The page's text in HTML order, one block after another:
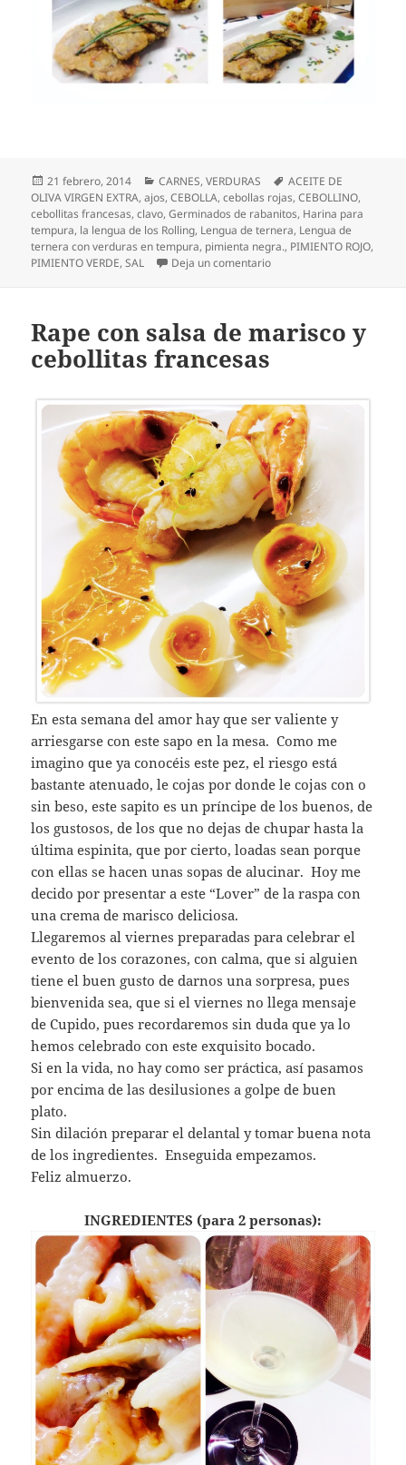
Publicado
el
21 febrero, 2014 Categorías
CARNES,VERDURAS Etiquetas
ACEITE DE
OLIVA VIRGEN EXTRA,ajos,CEBOLLA,cebollas rojas,CEBOLLINO,
cebollitas francesas,clavo,Germinados de rabanitos, Harina para
tempura, la lengua de los Rolling, Lengua de ternera, Lengua de
ternera con verduras en tempura, pimienta negra., PIMIENTO ROJO,
PIMIENTO VERDE,SAL Deja un comentarioen Lengua de ternera
Rape con salsa de marisco y
cebollitas francesas
En esta semana del amor hay que ser valiente y
arriesgarse con este sapo en la mesa. Como me
imagino que ya conocéis este pez, el riesgo está
bastante atenuado, le cojas por donde le cojas con o
sin beso, este sapito es un príncipe de los buenos, de
los gustosos, de los que no dejas de chupar hasta la
última espinita, que por cierto, loadas sean porque
con ellas se hacen unas sopas de alucinar. Hoy me
decido por presentar a este “Lover” de la raspa con
una crema de marisco deliciosa.
Llegaremos al viernes preparadas para celebrar el
evento de los corazones, con calma, que si alguien
tiene el buen gusto de darnos una sorpresa, pues
bienvenida sea, que si el viernes no llega mensaje
de Cupido, pues recordaremos sin duda que ya lo
hemos celebrado con este exquisito bocado.
Si en la vida, no hay como ser práctica, así pasamos
por encima de las desilusiones a golpe de buen
plato.
Sin dilación preparar el delantal y tomar buena nota
de los ingredientes. Enseguida empezamos.
Feliz almuerzo.
INGREDIENTES (para 2 personas):